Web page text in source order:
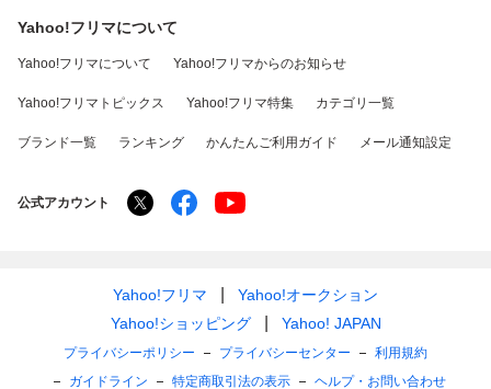
Yahoo!フリマについて
Yahoo!フリマについて Yahoo!フリマからのお知らせ
Yahoo!フリマトピックス Yahoo!フリマ特集 カテゴリ一覧
ブランド一覧 ランキング かんたんご利用ガイド メール通知設定
公式アカウント
Yahoo!フリマ
Yahoo!オークション
Yahoo!ショッピング
Yahoo! JAPAN
プライバシーポリシー プライバシーセンター
利用規約
ガイドライン
特定商取引法の表示 ヘルプ・お問い合わせ